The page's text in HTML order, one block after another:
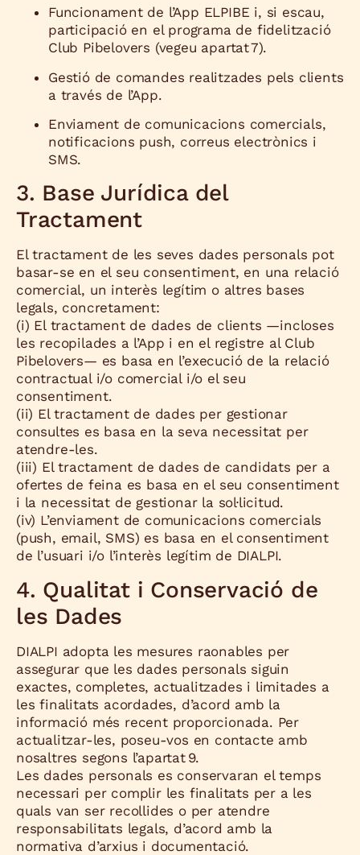
Funcionament de l’App ELPIBE i, si escau,
participació en el programa de fidelització
Club Pibelovers (vegeu apartat 7).
Gestió de comandes realitzades pels clients
a través de l’App.
Enviament de comunicacions comercials,
notificacions push, correus electrònics i
SMS.
3. Base Jurídica del
Tractament
El tractament de les seves dades personals pot
basar-se en el seu consentiment, en una relació
comercial, un interès legítim o altres bases
legals, concretament:
(i) El tractament de dades de clients —incloses
les recopilades a l’App i en el registre al Club
Pibelovers— es basa en l’execució de la relació
contractual i/o comercial i/o el seu
consentiment.
(ii) El tractament de dades per gestionar
consultes es basa en la seva necessitat per
atendre-les.
(iii) El tractament de dades de candidats per a
ofertes de feina es basa en el seu consentiment
i la necessitat de gestionar la sol·licitud.
(iv) L’enviament de comunicacions comercials
(push, email, SMS) es basa en el consentiment
de l’usuari i/o l’interès legítim de DIALPI.
4. Qualitat i Conservació de
les Dades
DIALPI adopta les mesures raonables per
assegurar que les dades personals siguin
exactes, completes, actualitzades i limitades a
les finalitats acordades, d’acord amb la
informació més recent proporcionada. Per
actualitzar-les, poseu-vos en contacte amb
nosaltres segons l’apartat 9.
Les dades personals es conservaran el temps
necessari per complir les finalitats per a les
quals van ser recollides o per atendre
responsabilitats legals, d’acord amb la
normativa d’arxius i documentació.